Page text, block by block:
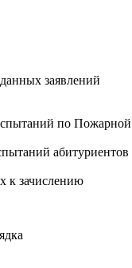
заявлений
по Пожарной
абитуриентов
к зачислению